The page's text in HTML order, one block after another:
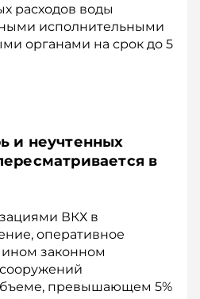
расходов воды
исполнительными
органами на срок до 5
и неучтенных
в
ВКХ в
оперативное
законном
превышающем 5%